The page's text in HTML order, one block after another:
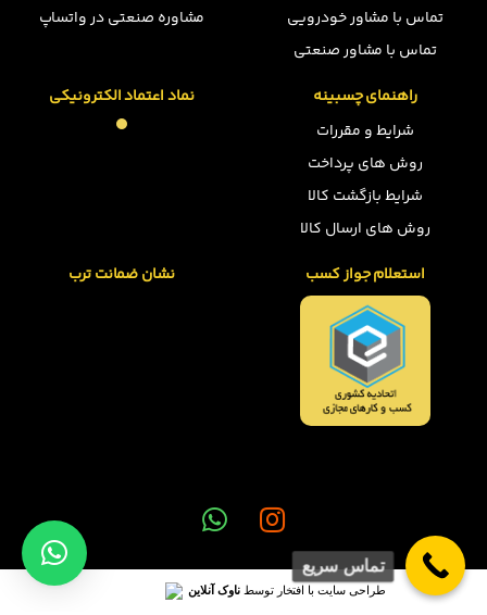
تماس با مشاور خودرویی
تماس با مشاور صنعتی
مشاوره صنعتی در واتساپ
راهنمای چسبینه
شرایط و مقررات
روش های پرداخت
شرایط بازگشت کالا
روش های ارسال کالا
نماد اعتماد الکترونیکی
استعلام جواز کسب نشان ضمانت ترب
طراحی سایت با افتخار توسط ناوک آنلاین
تماس سریع